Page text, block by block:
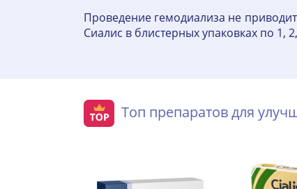
Проведение гемодиализа не
Сиалис в блистерных упаковках по 1,
Топ препаратов для